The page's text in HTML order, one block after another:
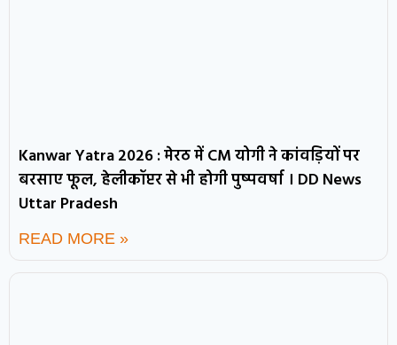
Kanwar Yatra 2026 : मेरठ में CM योगी ने कांवड़ियों पर
बरसाए फूल, हेलीकॉप्टर से भी होगी पुष्पवर्षा । DD News
Uttar Pradesh
READ MORE »